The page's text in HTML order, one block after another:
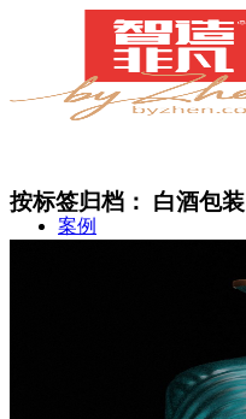
案例
按标签归档： 白酒包装